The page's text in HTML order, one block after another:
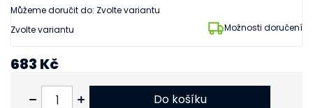
Zvolte variantu Možnosti doručení
Můžeme doručit do: Zvolte variantu
683 Kč
Do košíku